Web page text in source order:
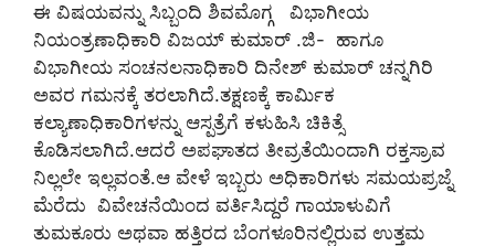
ಈ ವಿಷಯವನ್ನು ಸಿಬ್ಬಂದಿ ಶಿವಮೊಗ್ಗ ವಿಭಾಗೀಯ
ನಿಯಂತ್ರಣಾಧಿಕಾರಿ ವಿಜಯ್ ಕುಮಾರ್ .ಜಿ- ಹಾಗೂ
ವಿಭಾಗೀಯ ಸಂಚನಲನಾಧಿಕಾರಿ ದಿನೇಶ್ ಕುಮಾರ್ ಚನ್ನಗಿರಿ
ಅವರ ಗಮನಕ್ಕೆ ತರಲಾಗಿದೆ.ತಕ್ಷಣಕ್ಕೆ ಕಾರ್ಮಿಕ
ಕಲ್ಯಾಣಾಧಿಕಾರಿಗಳನ್ನು ಆಸ್ಪತ್ರೆಗೆ ಕಳುಹಿಸಿ ಚಿಕಿತ್ಸೆ
ಕೊಡಿಸಲಾಗಿದೆ.ಆದರೆ ಅಪಘಾತದ ತೀವ್ರತೆಯಿಂದಾಗಿ ರಕ್ತಸ್ರಾವ
ನಿಲ್ಲಲೇ ಇಲ್ಲವಂತೆ.ಆ ವೇಳೆ ಇಬ್ಬರು ಅಧಿಕಾರಿಗಳು ಸಮಯಪ್ರಜ್ನೆ
ಮೆರೆದು ವಿವೇಚನೆಯಿಂದ ವರ್ತಿಸಿದ್ದರೆ ಗಾಯಾಳುವಿಗೆ
ತುಮಕೂರು ಅಥವಾ ಹತ್ತಿರದ ಬೆಂಗಳೂರಿನಲ್ಲಿರುವ ಉತ್ತಮ